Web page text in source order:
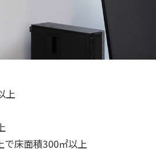
上
で床面積300㎡以上